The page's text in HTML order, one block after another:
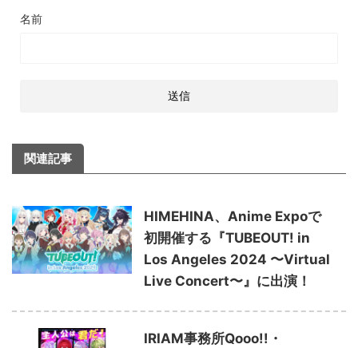
名前
関連記事
HIMEHINA、Anime Expoで
初開催する『TUBEOUT! in
Los Angeles 2024 〜Virtual
Live Concert〜』に出演！
IRIAM事務所Qooo!!・